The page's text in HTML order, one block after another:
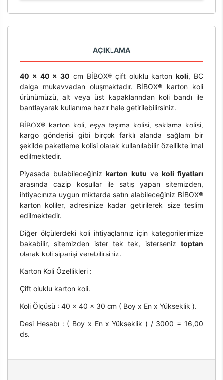
AÇIKLAMA
40 x 40 x 30 cm BİBOX® çift oluklu kartonkoli, BC
dalga mukavvadan oluşmaktadır. BİBOX® karton koli
ürünümüzü, alt veya üst kapaklarından koli bandı ile
bantlayarak kullanıma hazır hale getirilebilirsiniz.
BİBOX® karton koli, eşya taşıma kolisi, saklama kolisi,
kargo gönderisi gibi birçok farklı alanda sağlam bir
şekilde paketleme kolisi olarak kullanılabilir özellikte imal
edilmektedir.
Piyasada bulabileceğinizkarton kutu ve koli fiyatları
arasında cazip koşullar ile satış yapan sitemizden,
ihtiyacınıza uygun miktarda satın alabileceğiniz BİBOX®
karton koliler, adresinize kadar getirilerek size teslim
edilmektedir.
Diğer ölçülerdeki koli ihtiyaçlarınız için kategorilerimize
bakabilir, sitemizden ister tek tek, isterseniztoptan
olarak koli siparişi verebilirsiniz.
Karton Koli Özellikleri :
Çift oluklu karton koli.
Koli Ölçüsü : 40 x 40 x 30 cm ( Boy x En x Yükseklik ).
Desi Hesabı : ( Boy x En x Yükseklik ) / 3000 = 16,00
ds.